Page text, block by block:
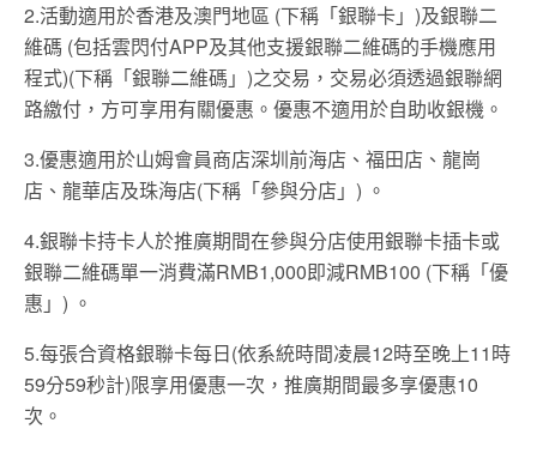
2.活動適用於香港及澳門地區 (下稱「銀聯卡」)及銀聯二
維碼 (包括雲閃付APP及其他支援銀聯二維碼的手機應用
程式)(下稱「銀聯二維碼」)之交易，交易必須透過銀聯網
路繳付，方可享用有關優惠。優惠不適用於自助收銀機。
3.優惠適用於山姆會員商店深圳前海店、福田店、龍崗
店、龍華店及珠海店(下稱「參與分店」) 。
4.銀聯卡持卡人於推廣期間在參與分店使用銀聯卡插卡或
銀聯二維碼單一消費滿RMB1,000即減RMB100 (下稱「優
惠」) 。
5.每張合資格銀聯卡每日(依系統時間凌晨12時至晚上11時
59分59秒計)限享用優惠一次，推廣期間最多享優惠10
次。